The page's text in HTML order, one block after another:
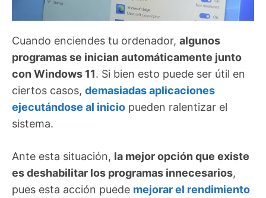
Cuando enciendes tu ordenador, algunos
programas se inician automáticamente junto
con Windows 11. Si bien esto puede ser útil en
ciertos casos, demasiadas aplicaciones
ejecutándose al inicio pueden ralentizar el
sistema.
Ante esta situación, la mejor opción que existe
es deshabilitar los programas innecesarios,
pues esta acción puede mejorar el rendimiento